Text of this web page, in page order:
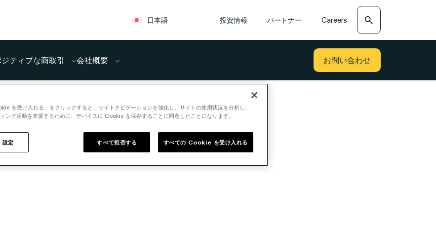
日本語 投資情報 パートナー Careers 検索
ジティブな商取引 会社概要 お問い合わせ
を受け入れる」をクリックすると、サイトナビゲーションを強化し、サイトの使用状況を分析し、
ング活動を支援するために、デバイスに Cookie を保存することに同意したことになります。
すべて拒否する すべての Cookie を受け入れる
定